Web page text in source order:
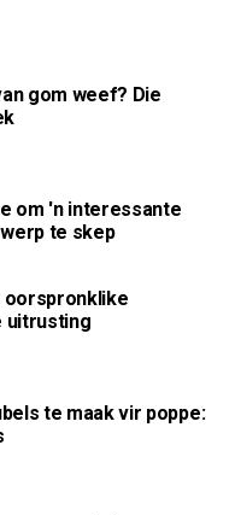
gom weef? Die
om 'n interessante
te skep
oorspronklike
uitrusting
te maak vir poppe: